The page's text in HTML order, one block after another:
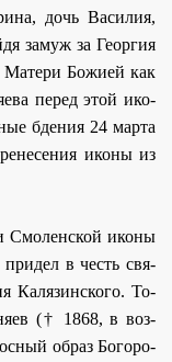
дочь Ва­си­лия,
за­муж за Ге­ор­гия
Ма­те­ри Бо­жи­ей как
пе­ред этой ико­
бде­ния 24 мар­та
ико­ны из
Смо­лен­ской ико­ны
в честь свя­
Ка­ля­зин­ско­го. То­
(† 1868, в воз­
об­раз Бо­го­ро­